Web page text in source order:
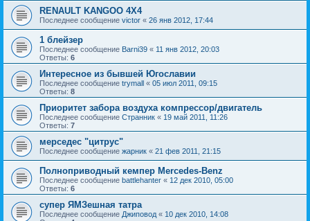
RENAULT KANGOO 4X4
Последнее сообщение victor « 26 янв 2012, 17:44
1 блейзер
Последнее сообщение Barni39 « 11 янв 2012, 20:03
Ответы: 6
Интересное из бывшей Югославии
Последнее сообщение trymall « 05 июл 2011, 09:15
Ответы: 8
Приоритет забора воздуха компрессор/двигатель
Последнее сообщение Странник « 19 май 2011, 11:26
Ответы: 7
мерседес "цитрус"
Последнее сообщение жарник « 21 фев 2011, 21:15
Полноприводный кемпер Mercedes-Benz
Последнее сообщение battlehanter « 12 дек 2010, 05:00
Ответы: 6
супер ЯМЗешная татра
Последнее сообщение Джиповод « 10 дек 2010, 14:08